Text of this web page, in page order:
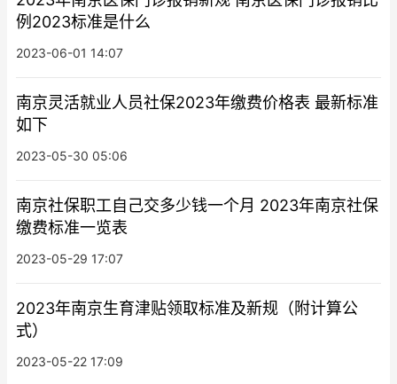
例2023标准是什么
2023-06-01 14:07
南京灵活就业人员社保2023年缴费价格表 最新标准
如下
2023-05-30 05:06
南京社保职工自己交多少钱一个月 2023年南京社保
缴费标准一览表
2023-05-29 17:07
2023年南京生育津贴领取标准及新规（附计算公
式）
2023-05-22 17:09